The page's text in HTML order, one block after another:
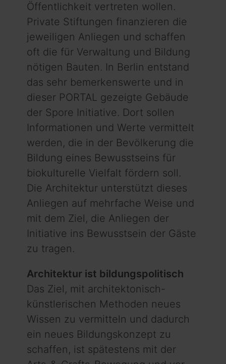
Öffentlichkeit vertreten wollen.
Private Stiftungen finanzieren die
jeweiligen Anliegen und schaffen
oft die für Verwaltung und Bildung
nötigen Bauten. In Berlin entstand
das sehr bemerkenswerte und in
dieser PORTAL gezeigte Gebäude
der Spore Initiative. Dort sollen
Informationen und Werte vermittelt
werden, die in der Bevölkerung die
Bildung eines Bewusstseins für
biokulturelle Vielfalt fördern soll.
Die Architektur unterstützt dieses
Anliegen auf mehrfache Weise und
mit dem Ziel, die Anliegen der
Initiative ins Bewusstsein der Gäste
zu tragen.
Architektur ist bildungspolitisch
Das Ziel, mit architektonisch-
künstlerischen Methoden neues
Wissen zu vermitteln und dadurch
ein neues Bildungskonzept zu
schaffen, ist spätestens mit der